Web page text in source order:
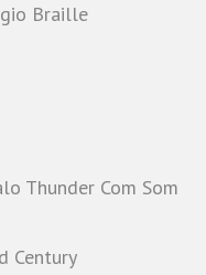
Braille
Thunder Com Som
Century